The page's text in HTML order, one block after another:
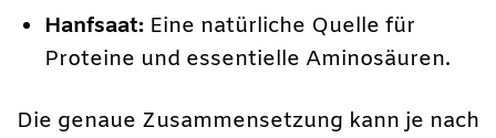
Hanfsaat: Eine natürliche Quelle für
Proteine und essentielle Aminosäuren.
Die genaue Zusammensetzung kann je nach